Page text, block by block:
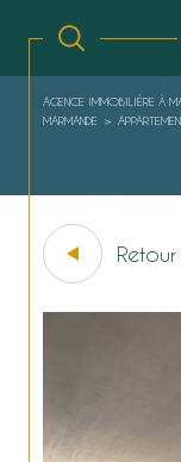
AGENCE IMMOBILIÈRE À
MARMANDE